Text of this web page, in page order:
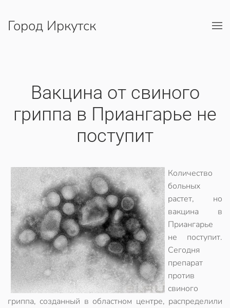
Перейти к содержимому
Город Иркутск
Вакцина от свиного
гриппа в Приангарье не
поступит
Количество
больных
растет, но
вакцина в
Приангарье
не поступит.
Сегодня
препарат
против
свиного
гриппа, созданный в областном центре, распределили